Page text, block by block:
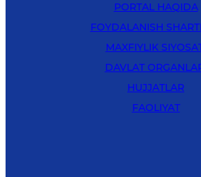
PORTAL HAQIDA
FOYDALANISH
MAXFIYLIK
DAVLAT
HUJJATLAR
FAOLIYAT